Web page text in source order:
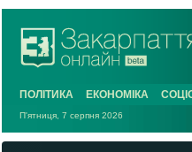
ПОЛІТИКА ЕКОНОМІКА
П'ятниця, 7 серпня 2026